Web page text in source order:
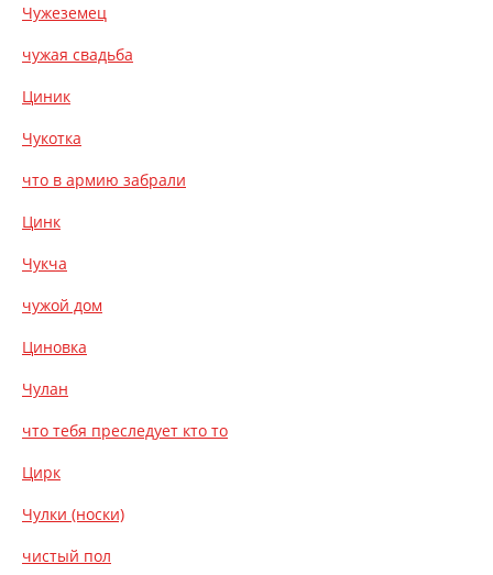
Чужеземец
чужая свадьба
Циник
Чукотка
что в армию забрали
Цинк
Чукча
чужой дом
Циновка
Чулан
что тебя преследует кто то
Цирк
Чулки (носки)
чистый пол